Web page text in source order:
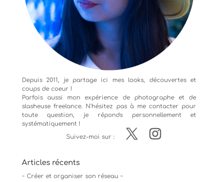
Depuis 2011, je partage ici mes looks, découvertes et
coups de coeur !
Parfois aussi mon expérience de photographeet de
slasheuse freelance. N'hésitez pas à me contacter pour
toute question, je réponds personnellement et
systématiquement !
Suivez-moi sur :
Articles récents
~ Créer et organiser son réseau ~